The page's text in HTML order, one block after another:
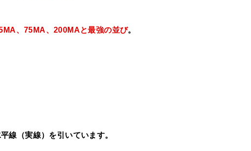
、75MA、200MAと最強の並び。
線（実線）を引いています。